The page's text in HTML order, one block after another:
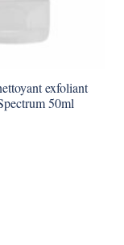
exfoliant
50ml